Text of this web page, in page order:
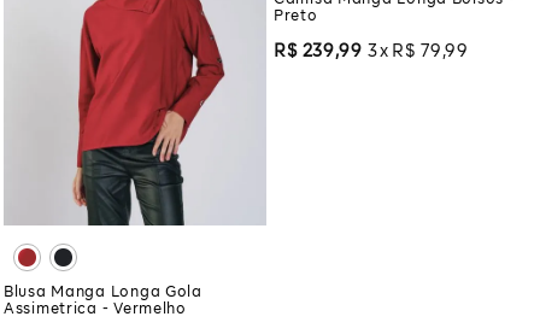
Blusa Manga Longa Gola
Assimetrica - Vermelho
Preto
R$ 239,99 3 R$ 79 ,99